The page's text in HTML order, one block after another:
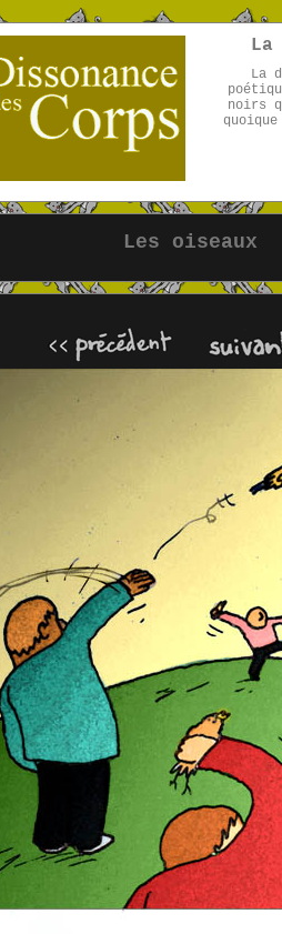
La
La
noirs
Les oiseaux